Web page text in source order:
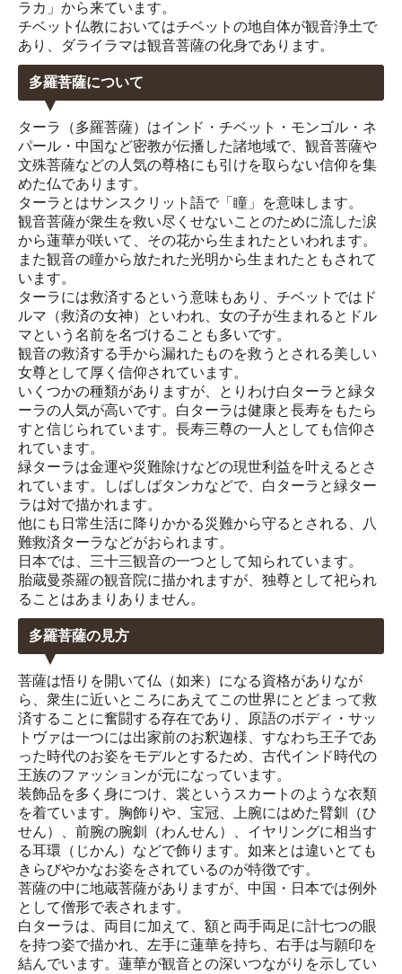
ラカ」から来ています。
チベット仏教においてはチベットの地自体が観音浄土で
あり、ダライラマは観音菩薩の化身であります。
多羅菩薩について
ターラ（多羅菩薩）はインド・チベット・モンゴル・ネ
パール・中国など密教が伝播した諸地域で、観音菩薩や
文殊菩薩などの人気の尊格にも引けを取らない信仰を集
めた仏であります。
ターラとはサンスクリット語で「瞳」を意味します。
観音菩薩が衆生を救い尽くせないことのために流した涙
から蓮華が咲いて、その花から生まれたといわれます。
また観音の瞳から放たれた光明から生まれたともされて
います。
ターラには救済するという意味もあり、チベットではド
ルマ（救済の女神）といわれ、女の子が生まれるとドル
マという名前を名づけることも多いです。
観音の救済する手から漏れたものを救うとされる美しい
女尊として厚く信仰されています。
いくつかの種類がありますが、とりわけ白ターラと緑タ
ーラの人気が高いです。白ターラは健康と長寿をもたら
すと信じられています。長寿三尊の一人としても信仰さ
れています。
緑ターラは金運や災難除けなどの現世利益を叶えるとさ
れています。しばしばタンカなどで、白ターラと緑ター
ラは対で描かれます。
他にも日常生活に降りかかる災難から守るとされる、八
難救済ターラなどがおられます。
日本では、三十三観音の一つとして知られています。
胎蔵曼荼羅の観音院に描かれますが、独尊として祀られ
ることはあまりありません。
多羅菩薩の見方
菩薩は悟りを開いて仏（如来）になる資格がありなが
ら、衆生に近いところにあえてこの世界にとどまって救
済することに奮闘する存在であり、原語のボディ・サッ
トヴァは一つには出家前のお釈迦様、すなわち王子であ
った時代のお姿をモデルとするため、古代インド時代の
王族のファッションが元になっています。
装飾品を多く身につけ、裳というスカートのような衣類
を着ています。胸飾りや、宝冠、上腕にはめた臂釧（ひ
せん）、前腕の腕釧（わんせん）、イヤリングに相当す
る耳環（じかん）などで飾ります。如来とは違いとても
きらびやかなお姿をされているのが特徴です。
菩薩の中に地蔵菩薩がありますが、中国・日本では例外
として僧形で表されます。
白ターラは、両目に加えて、額と両手両足に計七つの眼
を持つ姿で描かれ、左手に蓮華を持ち、右手は与願印を
結んでいます。蓮華が観音との深いつながりを示してい